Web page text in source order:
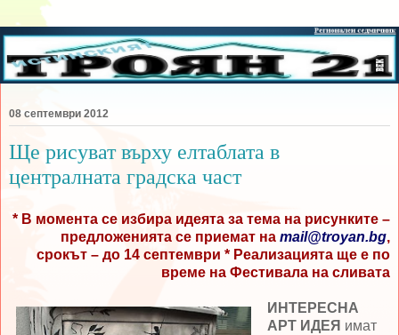
08 септември 2012
Ще рисуват върху елтаблата в
централната градска част
* В момента се избира идеята за тема на рисунките –
предложенията се приемат на mail@troyan.bg,
срокът – до 14 септември * Реализацията ще е по
време на Фестивала на сливата
ИНТЕРЕСНА
АРТ ИДЕЯ имат